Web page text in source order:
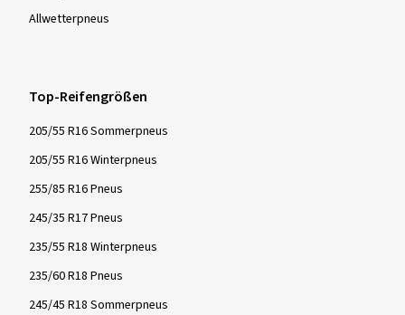
Allwetter­pneus
Top-Reifengrößen
205/55 R16 Sommerpneus
205/55 R16 Winterpneus
255/85 R16 Pneus
245/35 R17 Pneus
235/55 R18 Winterpneus
235/60 R18 Pneus
245/45 R18 Sommerpneus